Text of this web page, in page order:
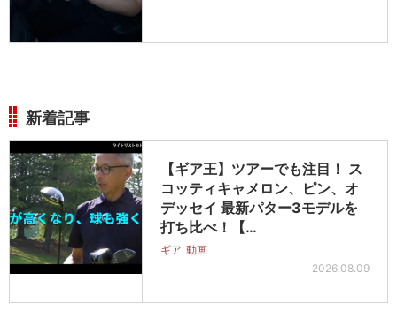
新着記事
【ギア王】ツアーでも注目！ ス
コッティキャメロン、ピン、オ
デッセイ 最新パター3モデルを
打ち比べ！【…
ギア 動画
2026.08.09